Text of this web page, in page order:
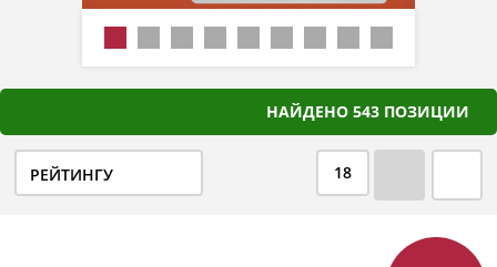
НАЙДЕНО 543 ПОЗИЦИИ
РЕЙТИНГУ 18